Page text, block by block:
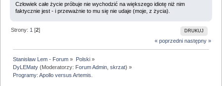
Człowiek całe życie próbuje nie wychodzić na większego idiotę niż nim
faktycznie jest - i przeważnie to mu się nie udaje (moje, z życia).
DRUKUJ
Strony:1 [2]
« poprzedni następny »
Stanisław Lem - Forum » Polski»
DyLEMaty (Moderatorzy: Forum Admin,skrzat) »
Programy: Apollo versus Artemis.